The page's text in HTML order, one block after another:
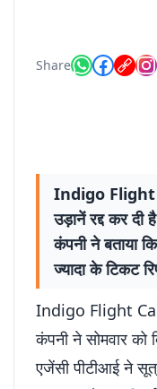
Share
Indigo Flight
उड़ानें रद्द कर दी
कंपनी ने बताया
ज्यादा के टिकट
Indigo Flight
कंपनी ने सोमवार
एजेंसी पीटीआई ने